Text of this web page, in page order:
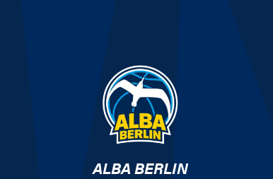
ALBA BERLIN